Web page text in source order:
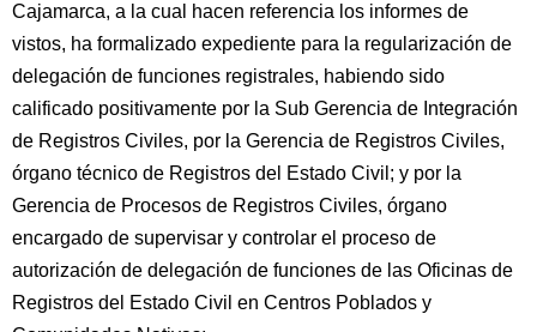
Cajamarca, a la cual hacen referencia los informes de
vistos, ha formalizado expediente para la regularización de
delegación de funciones registrales, habiendo sido
calificado positivamente por la Sub Gerencia de Integración
de Registros Civiles, por la Gerencia de Registros Civiles,
órgano técnico de Registros del Estado Civil; y por la
Gerencia de Procesos de Registros Civiles, órgano
encargado de supervisar y controlar el proceso de
autorización de delegación de funciones de las Oficinas de
Registros del Estado Civil en Centros Poblados y